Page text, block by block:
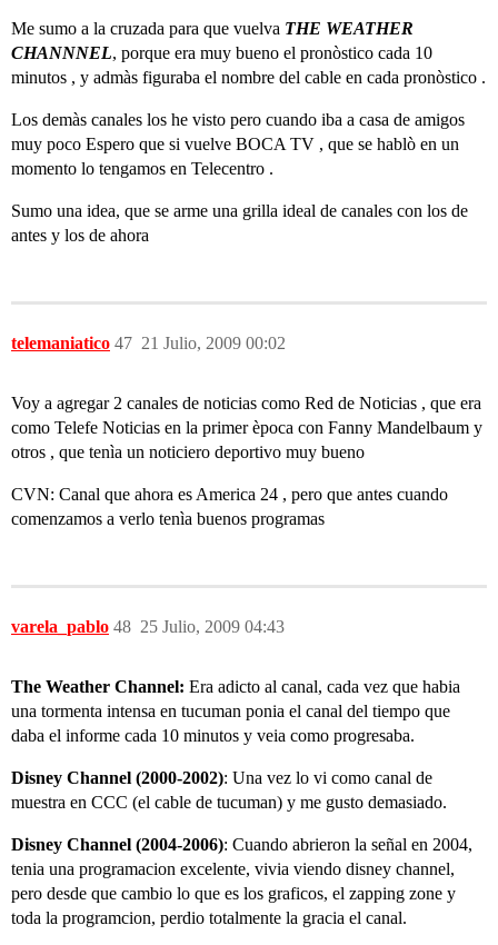
Me sumo a la cruzada para que vuelva THE WEATHER
CHANNNEL, porque era muy bueno el pronòstico cada 10
minutos , y admàs figuraba el nombre del cable en cada pronòstico .
Los demàs canales los he visto pero cuando iba a casa de amigos
muy poco Espero que si vuelve BOCA TV , que se hablò en un
momento lo tengamos en Telecentro .
Sumo una idea, que se arme una grilla ideal de canales con los de
antes y los de ahora
telemaniatico 21 Julio, 2009 00:02
47
Voy a agregar 2 canales de noticias como Red de Noticias , que era
como Telefe Noticias en la primer època con Fanny Mandelbaum y
otros , que tenìa un noticiero deportivo muy bueno
CVN: Canal que ahora es America 24 , pero que antes cuando
comenzamos a verlo tenìa buenos programas
varela_pablo 25 Julio, 2009 04:43
48
The Weather Channel: Era adicto al canal, cada vez que habia
una tormenta intensa en tucuman ponia el canal del tiempo que
daba el informe cada 10 minutos y veia como progresaba.
Disney Channel (2000-2002): Una vez lo vi como canal de
muestra en CCC (el cable de tucuman) y me gusto demasiado.
Disney Channel (2004-2006): Cuando abrieron la señal en 2004,
tenia una programacion excelente, vivia viendo disney channel,
pero desde que cambio lo que es los graficos, el zapping zone y
toda la programcion, perdio totalmente la gracia el canal.